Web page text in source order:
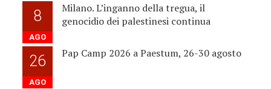
8
AGO
Milano. L’inganno della tregua, il
genocidio dei palestinesi continua
26
AGO
Pap Camp 2026 a Paestum, 26-30 agosto